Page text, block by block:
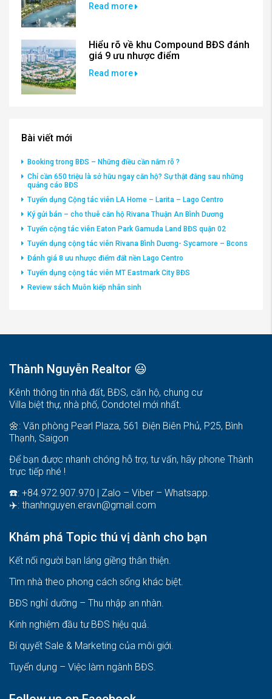
Read more
Hiểu rõ về khu Compound BĐS đánh
giá 9 ưu nhược điểm
Read more
Bài viết mới
Booking trong BĐS – Những điều cần nắm rõ ?
Chỉ cần 650 triệu là sở hữu ngay căn hộ? Sự thật đằng sau những
quảng cáo BĐS
Tuyển dụng Cộng tác viên LA Home – Larita – Lago Centro
Ký gửi bán – cho thuê căn hộ Rivana Thuận An Bình Dương
Tuyển cộng tác viên Eaton Park Gamuda Land BĐS quận 02
Tuyển dụng cộng tác viên Rivana Bình Dương- Sycamore – Bcons
Đánh giá 8 ưu nhược điểm đất nền Lago Centro
Tuyển dụng cộng tác viên MT Eastmark City BĐS
Review sách Muôn kiếp nhân sinh
Thành Nguyễn Realtor 😃
Kênh thông tin nhà đất, BĐS, căn hộ, chung cư
Villa biệt thự, nhà phố, Condotel mới nhất.
🌼: Văn phòng Pearl Plaza, 561 Điện Biên Phủ, P25, Bình
Thạnh, Saigon
Để bạn được nhanh chóng hỗ trợ, tư vấn, hãy phone Thành
trực tiếp nhé !
☎️: +84.972.907.970 | Zalo – Viber – Whatsapp.
✈️: thanhnguyen.eravn@gmail.com
Khám phá Topic thú vị dành cho bạn
Kết nối người bạn láng giềng thân thiện.
Tìm nhà theo phong cách sống khác biệt.
BĐS nghỉ dưỡng – Thu nhập an nhàn.
Kinh nghiệm đầu tư BĐS hiệu quả.
Bí quyết Sale & Marketing của môi giới.
Tuyển dụng – Việc làm ngành BĐS.